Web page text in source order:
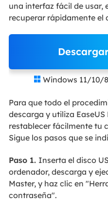
una interfaz fácil de usar,
recuperar rápidamente el
 Windows 11/10/
Para que todo el
descarga y utiliza
restablecer fácilmente tu
Sigue los pasos que se
Paso 1. Inserta el disco
ordenador, descarga y
Master, y haz clic en
contraseña".